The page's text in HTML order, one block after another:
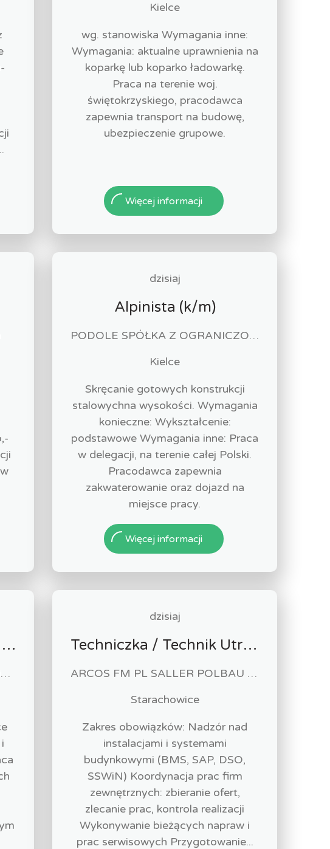
Kielce
wg. stanowiska Wymagania inne:
Wymagania: aktualne uprawnienia na
koparkę lub koparko ładowarkę.
Praca na terenie woj.
świętokrzyskiego, pracodawca
zapewnia transport na budowę,
ubezpieczenie grupowe.
Więcej informacji
dzisiaj
Alpinista (k/m)
PODOLE SPÓŁKA Z OGRANICZONĄ ODPOWIEDZIALNOŚCIĄ
Kielce
Skręcanie gotowych konstrukcji
stalowychna wysokości. Wymagania
konieczne: Wykształcenie:
podstawowe Wymagania inne: Praca
w delegacji, na terenie całej Polski.
Pracodawca zapewnia
zakwaterowanie oraz dojazd na
miejsce pracy.
Więcej informacji
Starszy laborant/starsza laborantka
Komenda Wojewódzka Policji w Kielcach
dzisiaj
Techniczka / Technik Utrzymania Obiektu
ARCOS FM PL SALLER POLBAU Sp. z o.o. Sp. K
Starachowice
Zakres obowiązków: Nadzór nad
instalacjami i systemami
budynkowymi (BMS, SAP, DSO,
SSWiN) Koordynacja prac firm
zewnętrznych: zbieranie ofert,
zlecanie prac, kontrola realizacji
Wykonywanie bieżących napraw i
prac serwisowych Przygotowanie...